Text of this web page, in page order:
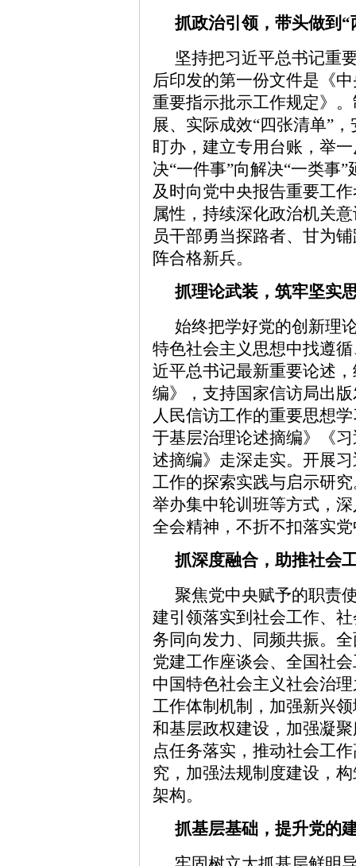
抓政治引领，带头做到“
坚持把习近平总书记重
后印发的第一份文件是《
重要指示批示工作规定》
展、实际成效“四张清单”
盯办，建立专用台账，举
决“一件事”向解决“一类事
及时向党中央报告重要工
属性，持续深化政治机关
员干部勇当探路者、甘为
阵合格新兵。
抓理论武装，筑牢坚实
始终把学好党的创新理
特色社会主义思想中找遵
近平总书记最新重要论述
编》，支持国家信访局出
人民信访工作的重要思想
于基层治理论述摘编》《
述摘编》走深走实。开展
工作的探索实践与启示研
举办集中轮训班等方式，
全会精神，不折不扣落实
抓深度融合，助推社会
聚焦党中央赋予的职责
建引领落实到社会工作、
务同向发力、同频共振。
党建工作座谈会、全国社
中国特色社会主义社会治
工作体制机制，加强新兴
和基层政权建设，加强凝
点任务落实，推动社会工
究，加强法规制度建设，
架构。
抓基层基础，提升党的